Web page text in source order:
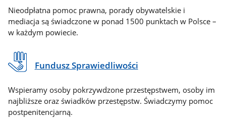
Nieodpłatna pomoc prawna, porady obywatelskie i
mediacja są świadczone w ponad 1500 punktach w Polsce –
w każdym powiecie.
Fundusz Sprawiedliwości
Wspieramy osoby pokrzywdzone przestępstwem, osoby im
najbliższe oraz świadków przestępstw. Świadczymy pomoc
postpenitencjarną.